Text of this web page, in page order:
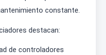
constante.
destacan:
de controladores